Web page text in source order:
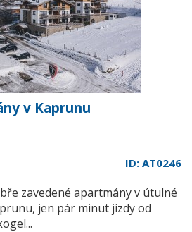
v Kaprunu
ID: AT0246
zavedené apartmány v útulné
jen pár minut jízdy od